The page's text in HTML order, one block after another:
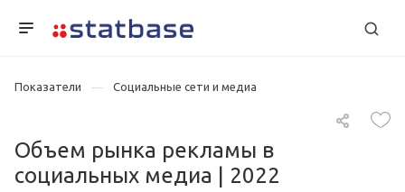
Показатели Социальные сети и медиа
Объем рынка рекламы в
социальных медиа | 2022